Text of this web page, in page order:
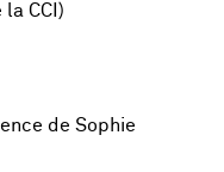
CCI)
de Sophie